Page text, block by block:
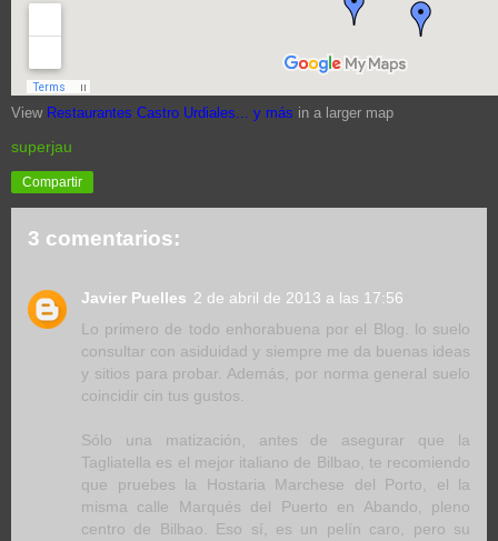
View Restaurantes Castro Urdiales... y más in a larger map
superjau
Compartir
3 comentarios:
Javier Puelles 2 de abril de 2013 a las 17:56
Lo primero de todo enhorabuena por el Blog. lo suelo
consultar con asiduidad y siempre me da buenas ideas
y sitios para probar. Además, por norma general suelo
coincidir cin tus gustos.
Sólo una matización, antes de asegurar que la
Tagliatella es el mejor italiano de Bilbao, te recomiendo
que pruebes la Hostaria Marchese del Porto, el la
misma calle Marqués del Puerto en Abando, pleno
centro de Bilbao. Eso sí, es un pelín caro, pero su